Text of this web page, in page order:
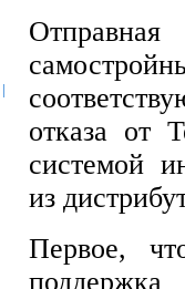
|
отказа от
системой
из
Первое,